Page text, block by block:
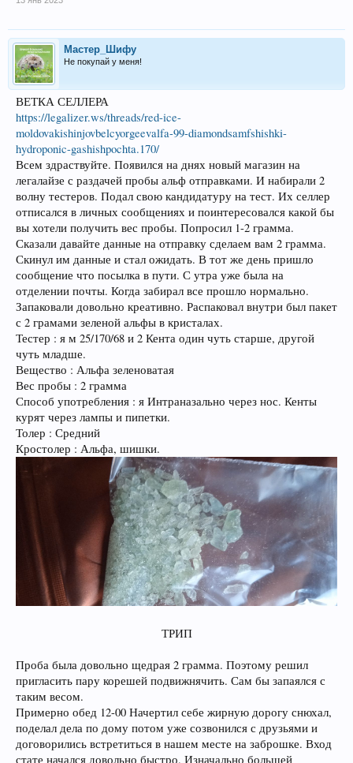
Мастер_Шифу
Не покупай у меня!
ВЕТКА СЕЛЛЕРА
https://legalizer.ws/threads/red-ice-
moldovakishinjovbelcyorgeevalfa-99-diamondsamfshishki-
hydroponic-gashishpochta.170/
Всем здраствуйте. Появился на днях новый магазин на
легалайзе с раздачей пробы альф отправками. И набирали 2
волну тестеров. Подал свою кандидатуру на тест. Их селлер
отписался в личных сообщениях и поинтересовался какой бы
вы хотели получить вес пробы. Попросил 1-2 грамма.
Сказали давайте данные на отправку сделаем вам 2 грамма.
Скинул им данные и стал ожидать. В тот же день пришло
сообщение что посылка в пути. С утра уже была на
отделении почты. Когда забирал все прошло нормально.
Запаковали довольно креативно. Распаковал внутри был пакет
с 2 грамами зеленой альфы в кристалах.
Тестер : я м 25/170/68 и 2 Кента один чуть старше, другой
чуть младше.
Вещество : Альфа зеленоватая
Вес пробы : 2 грамма
Способ употребления : я Интраназально через нос. Кенты
курят через лампы и пипетки.
Толер : Средний
Кростолер : Альфа, шишки.
ТРИП​
Проба была довольно щедрая 2 грамма. Поэтому решил
пригласить пару корешей подвижнячить. Сам бы запаялся с
таким весом.
Примерно обед 12-00 Начертил себе жирную дорогу снюхал,
поделал дела по дому потом уже созвонился с друзьями и
договорились встретиться в нашем месте на заброшке. Вход
стате начался довольно быстро. Изначально большей